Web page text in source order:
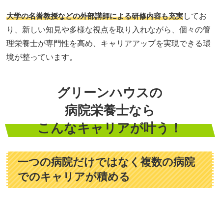
大学の名誉教授などの外部講師による研修内容も充実してお
り、新しい知見や多様な視点を取り入れながら、個々の管
理栄養士が専門性を高め、キャリアアップを実現できる環
境が整っています。
グリーンハウスの
病院栄養士なら
こんなキャリアが叶う！
一つの病院だけではなく複数の病院
でのキャリアが積める